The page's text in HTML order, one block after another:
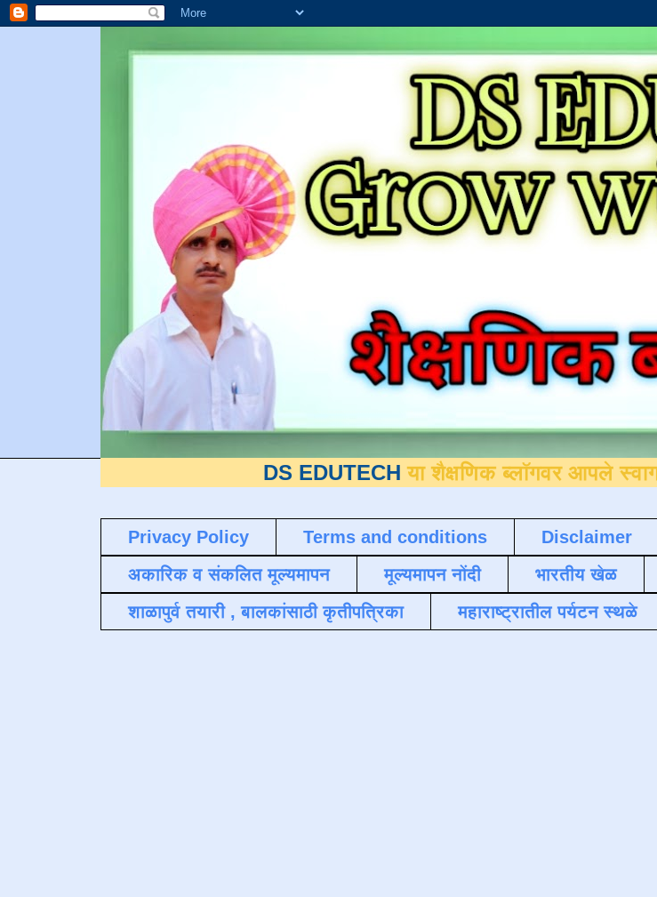
DS EDUTECH या शैक्षणिक ब्लॉगवर आपले स्वागत आहे,
Privacy Policy Terms and conditions Disclaimer
अकारिक व संकलित मूल्यमापन
मूल्यमापन नोंदी भारतीय खेळ
शाळापुर्व तयारी , बालकांसाठी कृतीपत्रिका
महाराष्ट्रातील पर्यटन स्थळे